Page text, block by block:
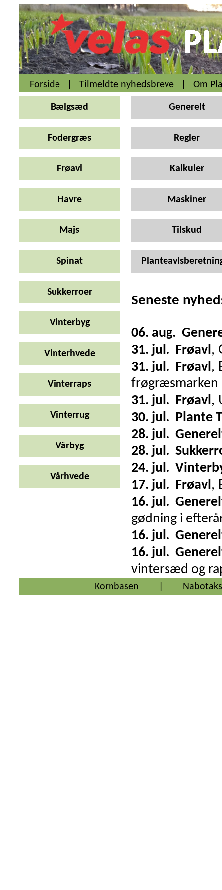
Forside Tilmeldte nyhedsbreve Om
Bælgsæd
Fodergræs
Frøavl
Havre
Majs
Spinat
Sukkerroer
Vinterbyg
Vinterhvede
Vinterraps
Vinterrug
Vårbyg
Vårhvede
Generelt
Regler
Kalkuler
Maskiner
Tilskud
Seneste
06. aug.
31. jul. Frøavl,
31. jul. Frøavl,
frøgræsmarken
31. jul. Frøavl,
30. jul. Plante
28. jul.
28. jul.
24. jul.
17. jul. Frøavl,
16. jul.
gødning i
16. jul.
16. jul.
vintersæd og
Kornbasen